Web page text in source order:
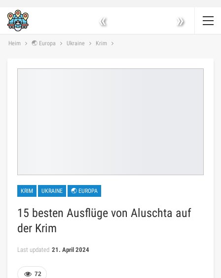
« »
Heim 🌏 Europa Ukraine Krim
KRIM UKRAINE 🌏 EUROPA
15 besten Ausflüge von Aluschta auf
der Krim
Last updated 21. April 2024
72